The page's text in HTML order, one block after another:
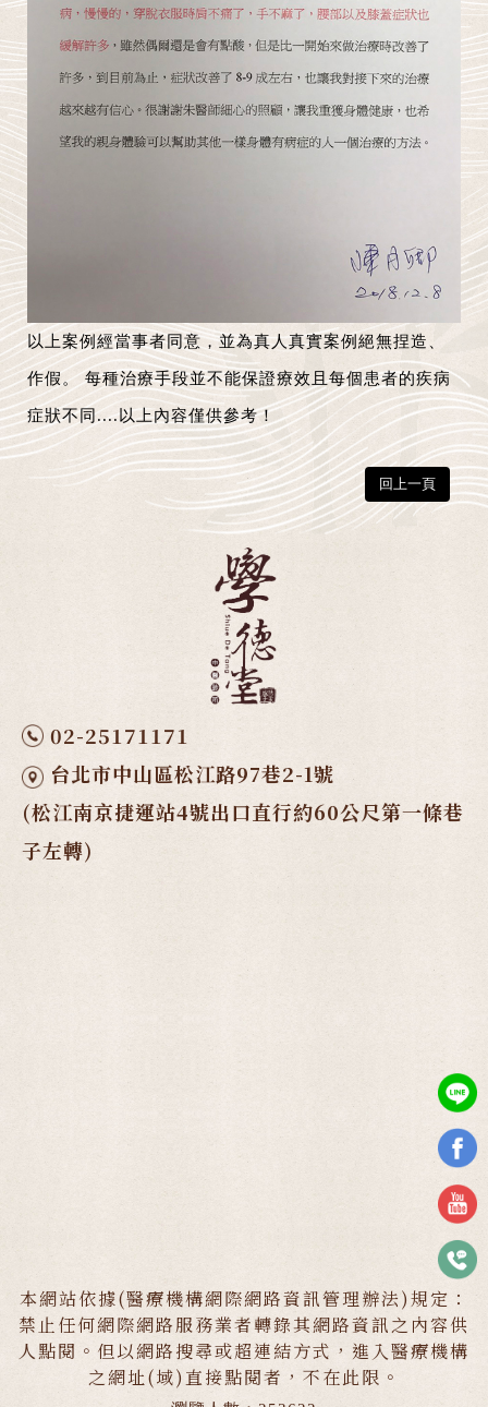
以上案例經當事者同意，並為真人真實案例絕無捏造、
作假。 每種治療手段並不能保證療效且每個患者的疾病
症狀不同....以上內容僅供參考！
回上一頁
02-25171171
台北市中山區松江路97巷2-1號
(松江南京捷運站4號出口直行約60公尺第一條巷
子左轉)
本網站依據(醫療機構網際網路資訊管理辦法)規定：
禁止任何網際網路服務業者轉錄其網路資訊之內容供
人點閱。但以網路搜尋或超連結方式，進入醫療機構
之網址(域)直接點閱者，不在此限。